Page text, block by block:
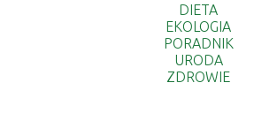
DIETA
EKOLOGIA
PORADNIK
URODA
ZDROWIE